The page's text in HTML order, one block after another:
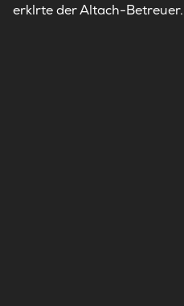
erklrte der Altach-Betreuer.